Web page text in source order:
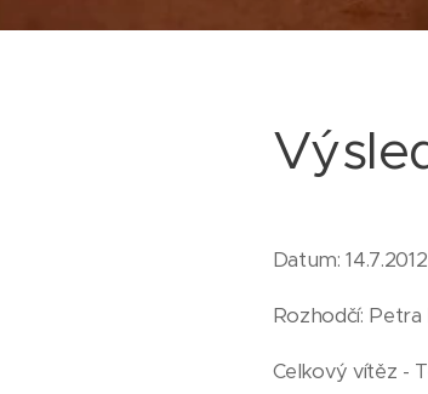
Datum: 14.7.2012
Rozhodčí: Petra
Celkový vítěz -